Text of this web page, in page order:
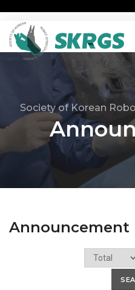
Society of Korean
Announcement